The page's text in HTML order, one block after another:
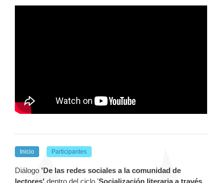
Inicio Participantes
Diálogo 'De las redes sociales a la comunidad de